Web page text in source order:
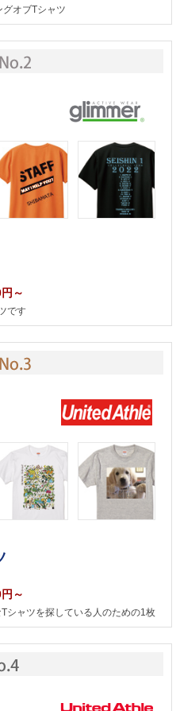
オブTシャツ
～
です
～
シャツを探している人のための1枚